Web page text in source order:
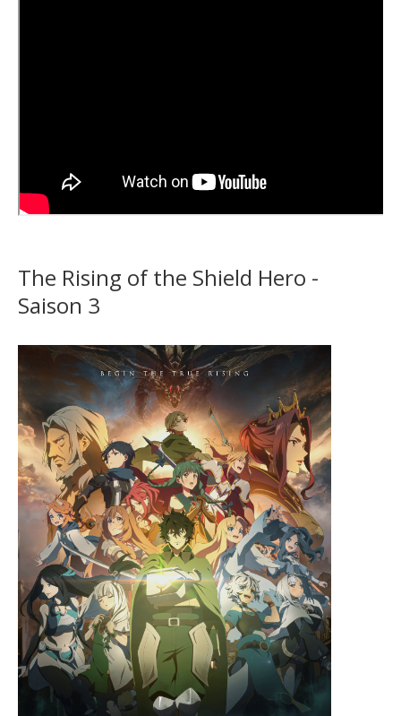
The Rising of the Shield Hero -
Saison 3